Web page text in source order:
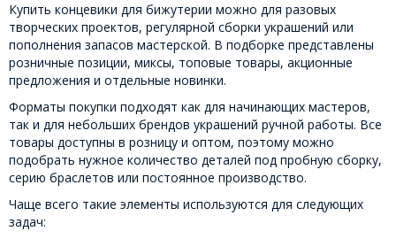
Купить концевики для бижутерии можно для разовых
творческих проектов, регулярной сборки украшений или
пополнения запасов мастерской. В подборке представлены
розничные позиции, миксы, топовые товары, акционные
предложения и отдельные новинки.
Форматы покупки подходят как для начинающих мастеров,
так и для небольших брендов украшений ручной работы. Все
товары доступны в розницу и оптом, поэтому можно
подобрать нужное количество деталей под пробную сборку,
серию браслетов или постоянное производство.
Чаще всего такие элементы используются для следующих
задач: